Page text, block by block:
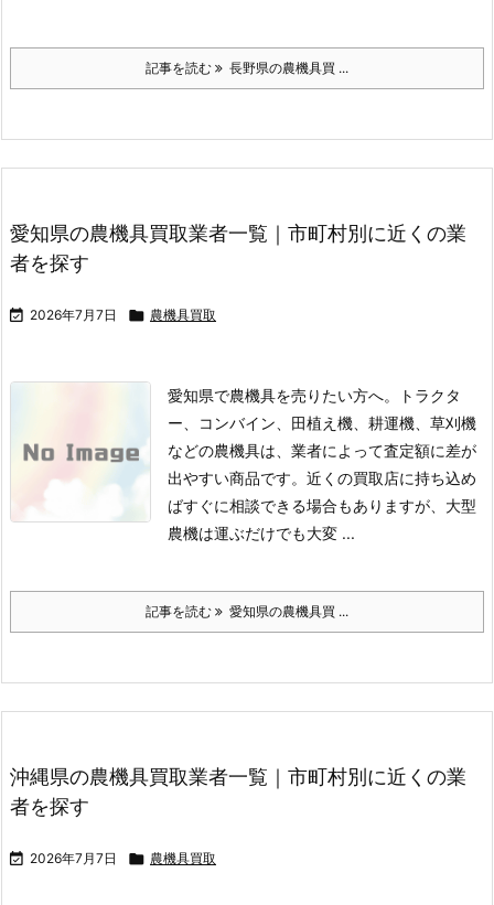
記事を読む 長野県の農機具買 ...
愛知県の農機具買取業者一覧｜市町村別に近くの業
者を探す
 2026年7月7日  農機具買取
愛知県で農機具を売りたい方へ。トラクタ
ー、コンバイン、田植え機、耕運機、草刈機
などの農機具は、業者によって査定額に差が
出やすい商品です。 近くの買取店に持ち込め
ばすぐに相談できる場合もありますが、大型
農機は運ぶだけでも大変 ...
記事を読む 愛知県の農機具買 ...
沖縄県の農機具買取業者一覧｜市町村別に近くの業
者を探す
 2026年7月7日  農機具買取